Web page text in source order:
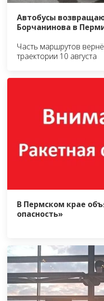
Автобусы
Борчанинова в
Часть маршрутов
траектории 10 августа
В Пермском крае
опасность»